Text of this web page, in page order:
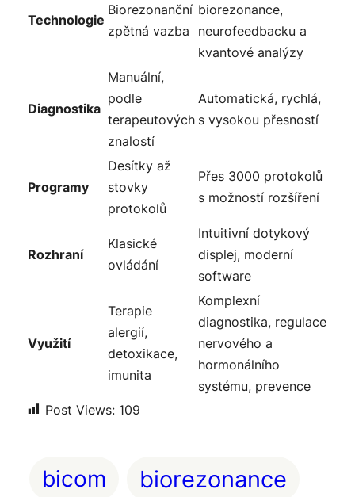
Technologie
Biorezonanční
zpětná vazba
biorezonance,
neurofeedbacku a
kvantové analýzy
Diagnostika
Manuální,
podle
terapeutových
znalostí
Automatická, rychlá,
s vysokou přesností
Programy
Desítky až
stovky
protokolů
Přes 3000 protokolů
s možností rozšíření
Rozhraní
Klasické
ovládání
Intuitivní dotykový
displej, moderní
software
Využití
Terapie
alergií,
detoxikace,
imunita
Komplexní
diagnostika, regulace
nervového a
hormonálního
systému, prevence
Post Views: 109
bicom biorezonance